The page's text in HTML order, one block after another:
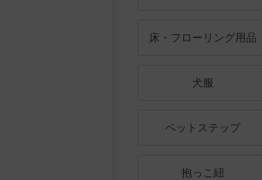
床・フローリング用品
犬服
ペットステップ
抱っこ紐